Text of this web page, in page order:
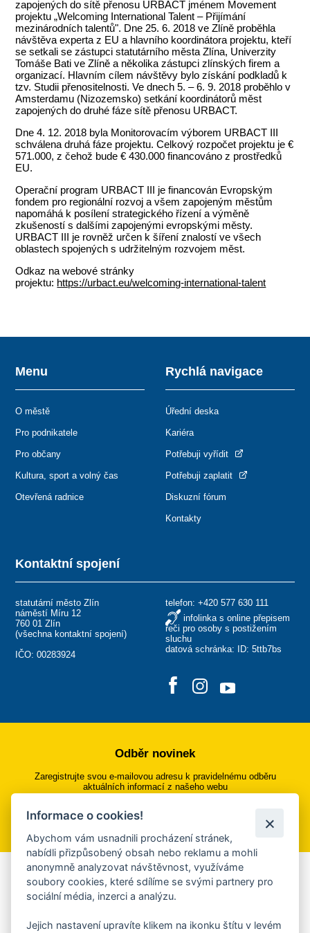
zapojených do sítě přenosu URBACT jménem Movement
projektu „Welcoming International Talent – Přijímání
mezinárodních talentů". Dne 25. 6. 2018 ve Zlíně proběhla
návštěva experta z EU a hlavního koordinátora projektu, kteří
se setkali se zástupci statutárního města Zlína, Univerzity
Tomáše Bati ve Zlíně a několika zástupci zlínských firem a
organizací. Hlavním cílem návštěvy bylo získání podkladů k
tzv. Studii přenositelnosti. Ve dnech 5. – 6. 9. 2018 proběhlo v
Amsterdamu (Nizozemsko) setkání koordinátorů měst
zapojených do druhé fáze sítě přenosu URBACT.
Dne 4. 12. 2018 byla Monitorovacím výborem URBACT III
schválena druhá fáze projektu. Celkový rozpočet projektu je €
571.000, z čehož bude € 430.000 financováno z prostředků
EU.
Operační program URBACT III je financován Evropským
fondem pro regionální rozvoj a všem zapojeným městům
napomáhá k posílení strategického řízení a výměně
zkušeností s dalšími zapojenými evropskými městy.
URBACT III je rovněž určen k šíření znalostí ve všech
oblastech spojených s udržitelným rozvojem měst.
Odkaz na webové stránky
projektu: https://urbact.eu/welcoming-international-talent
Kontaktní spojení
statutární město Zlín
náměstí Míru 12
760 01 Zlín
(všechna kontaktní spojení)
IČO: 00283924
telefon: +420 577 630 111
infolinka s online přepisem
řeči pro osoby s postižením
sluchu
datová schránka: ID: 5ttb7bs
Menu
O městě
Pro podnikatele
Pro občany
Kultura, sport a volný čas
Otevřená radnice
Rychlá navigace
Úřední deska
Kariéra
Potřebuji vyřídit
Potřebuji zaplatit
Diskuzní fórum
Kontakty
Odběr novinek
Zaregistrujte svou e-mailovou adresu k pravidelnému odběru
aktuálních informací z našeho webu
Přihlásit se k odběru
Aplikace Mobilní rozhlas
Chcete dostávat do svého mobilu či mailu upozornění na
ankety, pozvánky na kulturní a sportovní akce?
Informace o cookies!
Abychom vám usnadnili procházení stránek,
nabídli přizpůsobený obsah nebo reklamu a mohli
anonymně analyzovat návštěvnost, využíváme
soubory cookies, které sdílíme se svými partnery pro
sociální média, inzerci a analýzu.
Jejich nastavení upravíte klikem na ikonku štítu v levém